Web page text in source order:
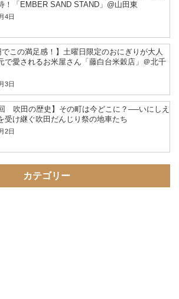
！「EMBER SAND STAND」@山田東
4日
でこの満足感！】土曜日限定のおにぎりが大人
で愛されるお米屋さん「藤白台米穀店」＠北千
3日
回 吹田の歴史】その町は今どこに？──いにしえ
受け継ぐ吹田だんじり祭の地車たち
2日
カテゴリー